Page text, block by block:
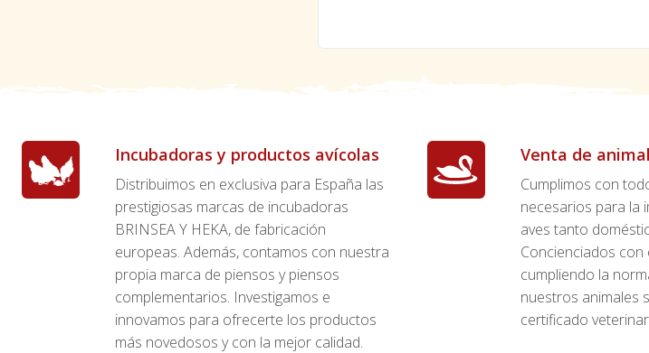
Incubadoras y productos avícolas
Distribuimos en exclusiva para España las
prestigiosas marcas de incubadoras
BRINSEA Y HEKA, de fabricación
europeas. Además, contamos con nuestra
propia marca de piensos y piensos
complementarios. Investigamos e
innovamos para ofrecerte los productos
más novedosos y con la mejor calidad.
Venta de
Cumplimos con
necesarios para la
aves tanto
Concienciados con
cumpliendo la
nuestros animales
certificado